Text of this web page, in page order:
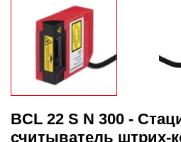
BCL 22 S N 300 -
считыватель штрих-